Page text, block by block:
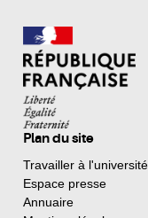
Plan du site
Travailler à l'université
Espace presse
Annuaire